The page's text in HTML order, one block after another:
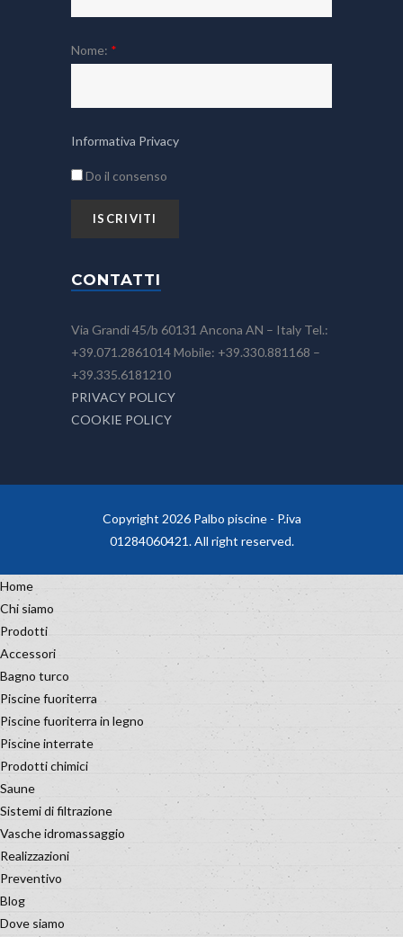
Nome: *
Informativa Privacy
Do il consenso
CONTATTI
Via Grandi 45/b 60131 Ancona AN – Italy Tel.:
+39.071.2861014 Mobile: +39.330.881168 –
+39.335.6181210
PRIVACY POLICY
COOKIE POLICY
Copyright 2026 Palbo piscine - P.iva
01284060421. All right reserved.
Home
Chi siamo
Prodotti
Accessori
Bagno turco
Piscine fuoriterra
Piscine fuoriterra in legno
Piscine interrate
Prodotti chimici
Saune
Sistemi di filtrazione
Vasche idromassaggio
Realizzazioni
Preventivo
Blog
Dove siamo